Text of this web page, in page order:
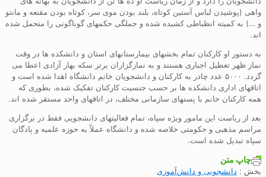
واهی (پوشیدن لباس آستین کوتاه، بلند بودن موی سر، کوتاه بودن مقنعه و مانتو
و …) به کمیته انظباطی کشیده شده و جملگی حکمهای گوناگونی را متحمل شده
اند.
به دستور او کارکنان تمام بخشهای بیمارستانهای استان و دانشکده ها در وقت
نماز ظهر تعطیل اجباری هستند و به نمازگزاران برتر سکه بهار آزادی اعطا می
گردد. ۵۰۰۰ عدد چادر به کارکنان و دانشجویان خانم دانشگاه اهدا شده است و
اتاقهای اداری دانشکده ها بر حسب جنسیت کارکنان تفکیک شده، بطوری که
همه کارکنان خانم با پستهای سازمانی مختلف، در اتاقهای واحد مستقر شده اند.
بعد از ریاست این مامور ویژه سپاه، تمام فعالیتهای دانشجویی فقط در برگزاری
مراسم مذهبی و حکومتی خلاصه شده و دانشگاه عملاً به حوزه علمیه و پادگان
سپاه تبدیل شده است.
چاپ متن
بخش : دانشجویی و دانش‌آموزی